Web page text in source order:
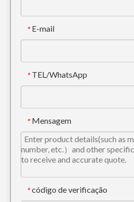
* E-mail
* TEL/WhatsApp
* Mensagem
* código de verificação